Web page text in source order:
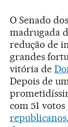
O Senado dos
madrugada
redução de
grandes
vitória de
Depois de
com 51
republicanos